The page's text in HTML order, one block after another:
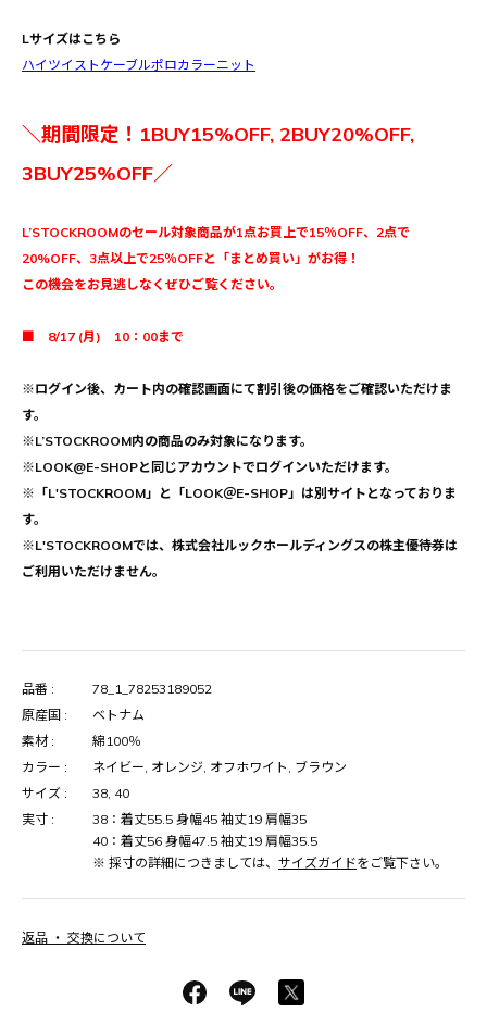
Lサイズはこちら
ハイツイストケーブルポロカラーニット
＼期間限定！1BUY15%OFF, 2BUY20%OFF,
3BUY25%OFF／
L’STOCKROOMのセール対象商品が1点お買上で15％OFF、2点で
20%OFF、3点以上で25％OFFと「まとめ買い」がお得！
この機会をお見逃しなくぜひご覧ください。
■ 8/17 (月) 10：00まで
※ログイン後、カート内の確認画面にて割引後の価格をご確認いただけま
す。
※L’STOCKROOM内の商品のみ対象になります。
※LOOK@E-SHOPと同じアカウントでログインいただけます。
※「L'STOCKROOM」と「LOOK＠E-SHOP」は別サイトとなっておりま
す。
※L'STOCKROOMでは、株式会社ルックホールディングスの株主優待券は
ご利用いただけません。
品番 :
78_1_78253189052
原産国 :
ベトナム
素材 :
綿100％
カラー :
ネイビー, オレンジ, オフホワイト, ブラウン
サイズ :
38, 40
実寸 :
38：着丈55.5 身幅45 袖丈19 肩幅35
40：着丈56 身幅47.5 袖丈19 肩幅35.5
※ 採寸の詳細につきましては、 サイズガイドをご覧下さい。
返品 ・ 交換について